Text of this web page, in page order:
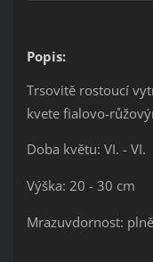
Popis:
Trsovitě rostoucí
kvete fialovo-
Doba květu: VI. - VI.
Výška: 20 - 30 cm
Mrazuvdornost: